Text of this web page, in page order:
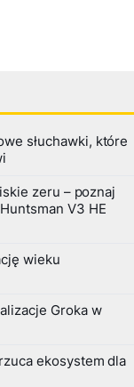
słuchawki, które
zeru – poznaj
V3 HE
wieku
Groka w
ekosystem dla